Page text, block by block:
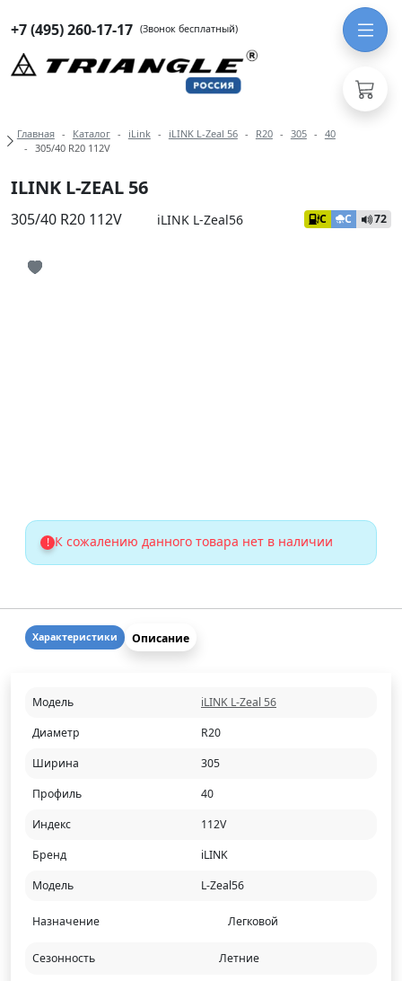
+7 (495) 260-17-17 (Звонок бесплатный)
Навигация по разделам модели
Главная Каталог iLink iLINK L-Zeal 56 R20 305
40
305/40 R20 112V
ILINK L-ZEAL 56
305/40 R20 112V iLINK L-Zeal56 C C 72
! К сожалению данного товара нет в наличии
Характеристики Описание
Модель
iLINK L-Zeal 56
Диаметр
R20
Ширина
305
Профиль
40
Индекс
112V
Бренд
iLINK
Модель
L-Zeal56
Назначение Легковой
Сезонность Летние